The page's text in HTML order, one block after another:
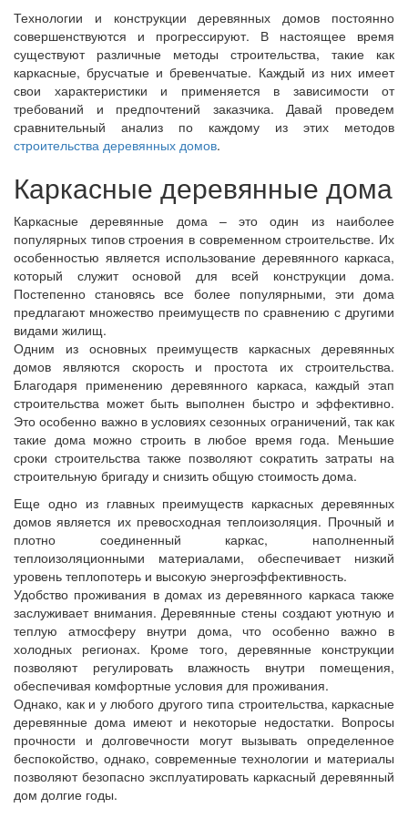
Технологии и конструкции деревянных домов постоянно
совершенствуются и прогрессируют. В настоящее время
существуют различные методы строительства, такие как
каркасные, брусчатые и бревенчатые. Каждый из них имеет
свои характеристики и применяется в зависимости от
требований и предпочтений заказчика. Давай проведем
сравнительный анализ по каждому из этих методов
строительства деревянных домов.
Каркасные деревянные дома
Каркасные деревянные дома – это один из наиболее
популярных типов строения в современном строительстве. Их
особенностью является использование деревянного каркаса,
который служит основой для всей конструкции дома.
Постепенно становясь все более популярными, эти дома
предлагают множество преимуществ по сравнению с другими
видами жилищ.
Одним из основных преимуществ каркасных деревянных
домов являются скорость и простота их строительства.
Благодаря применению деревянного каркаса, каждый этап
строительства может быть выполнен быстро и эффективно.
Это особенно важно в условиях сезонных ограничений, так как
такие дома можно строить в любое время года. Меньшие
сроки строительства также позволяют сократить затраты на
строительную бригаду и снизить общую стоимость дома.
Еще одно из главных преимуществ каркасных деревянных
домов является их превосходная теплоизоляция. Прочный и
плотно соединенный каркас, наполненный
теплоизоляционными материалами, обеспечивает низкий
уровень теплопотерь и высокую энергоэффективность.
Удобство проживания в домах из деревянного каркаса также
заслуживает внимания. Деревянные стены создают уютную и
теплую атмосферу внутри дома, что особенно важно в
холодных регионах. Кроме того, деревянные конструкции
позволяют регулировать влажность внутри помещения,
обеспечивая комфортные условия для проживания.
Однако, как и у любого другого типа строительства, каркасные
деревянные дома имеют и некоторые недостатки. Вопросы
прочности и долговечности могут вызывать определенное
беспокойство, однако, современные технологии и материалы
позволяют безопасно эксплуатировать каркасный деревянный
дом долгие годы.